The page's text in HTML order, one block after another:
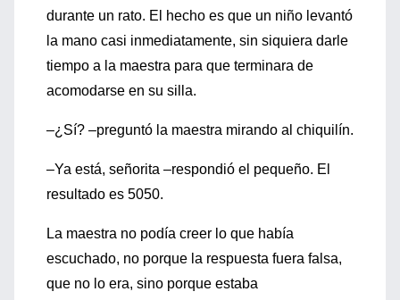
durante un rato. El hecho es que un niño levantó
la mano casi inmediatamente, sin siquiera darle
tiempo a la maestra para que terminara de
acomodarse en su silla.
–¿Sí? –preguntó la maestra mirando al chiquilín.
–Ya está, señorita –respondió el pequeño. El
resultado es 5050.
La maestra no podía creer lo que había
escuchado, no porque la respuesta fuera falsa,
que no lo era, sino porque estaba